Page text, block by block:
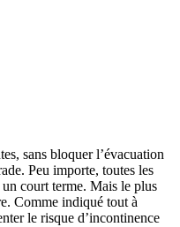
sans bloquer l’évacuation
Peu importe, toutes les
court terme. Mais le plus
Comme indiqué tout à
le risque d’incontinence